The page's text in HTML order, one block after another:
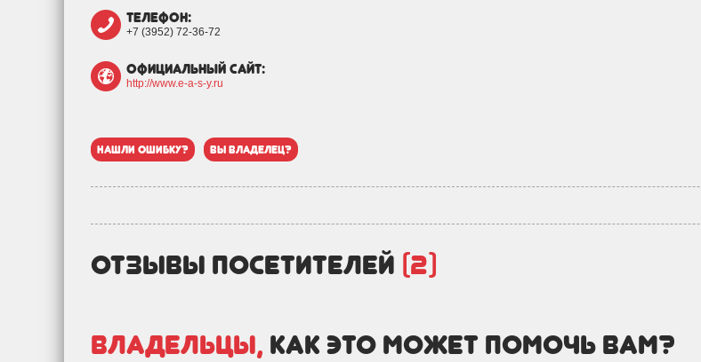
телефон:
+7 (3952) 72-36-72
официальный сайт:
http://www.e-a-s-y.ru
нашли ошибку? вы владелец?
отзывы посетителей (2)
Владельцы, как это может помочь вам?